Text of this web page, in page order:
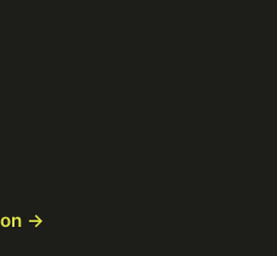
→